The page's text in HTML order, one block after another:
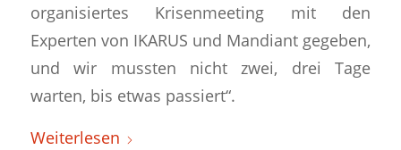
organisiertes Krisenmeeting mit den
Experten von IKARUS und Mandiant gegeben,
und wir mussten nicht zwei, drei Tage
warten, bis etwas passiert“.
Weiterlesen